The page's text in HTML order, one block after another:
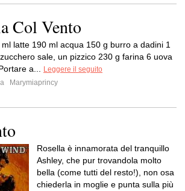
Col Vento
latte 190 ml acqua 150 g burro a dadini 1
sale, un pizzico 230 g farina 6 uova
a...
Leggere il seguito
Marymiaprincy
Rosella è innamorata del tranquillo
Ashley, che pur trovandola molto
bella (come tutti del resto!), non osa
chiederla in moglie e punta sulla più